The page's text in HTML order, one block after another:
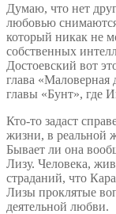
Думаю, что нет
любовью
который никак не
собственных
Достоевский вот
глава «Маловерная
главы «Бунт», где
Кто-то задаст
жизни, в реальной
Бывает ли она
Лизу. Человека,
страданий, что
Лизы проклятые
деятельной любви.